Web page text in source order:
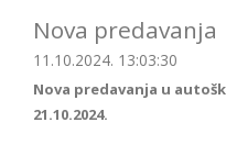
Nova predavanja
11.10.2024. 13:03:30
Nova predavanja u
21.10.2024.